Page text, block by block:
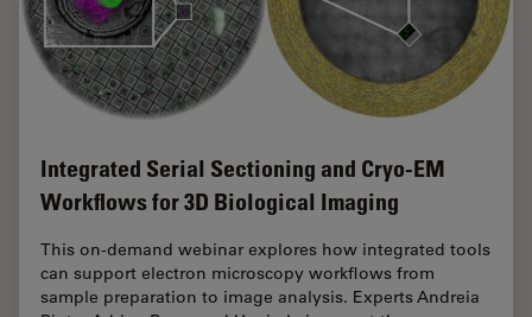
Integrated Serial Sectioning and Cryo-EM
Workflows for 3D Biological Imaging
This on-demand webinar explores how integrated tools
can support electron microscopy workflows from
sample preparation to image analysis. Experts Andreia